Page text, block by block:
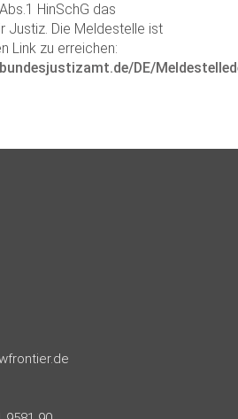
HinSchG das
Justiz. Die Meldestelle ist
Link zu erreichen:
DE/